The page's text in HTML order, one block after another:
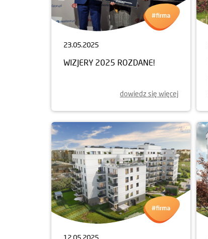
23.05.2025
WIZJERY 2025 ROZDANE!
dowiedz się więcej
12.05.2025